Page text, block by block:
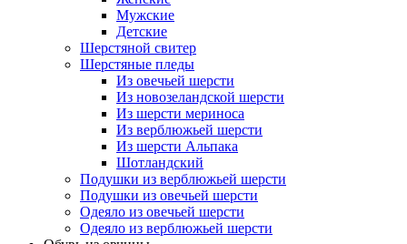
Мужские
Детские
Шерстяной свитер
Шерстяные пледы
Из овечьей шерсти
Из новозеландской шерсти
Из шерсти мериноса
Из верблюжьей шерсти
Из шерсти Альпака
Шотландский
Подушки из верблюжьей шерсти
Подушки из овечьей шерсти
Одеяло из овечьей шерсти
Одеяло из верблюжьей шерсти